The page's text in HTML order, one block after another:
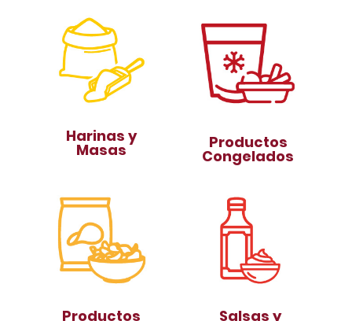
Harinas y
Masas Productos
Congelados
Productos Salsas y